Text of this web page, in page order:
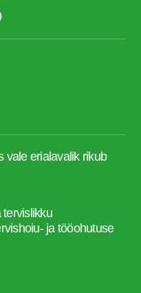
vale erialavalik rikub
ja tööohutuse